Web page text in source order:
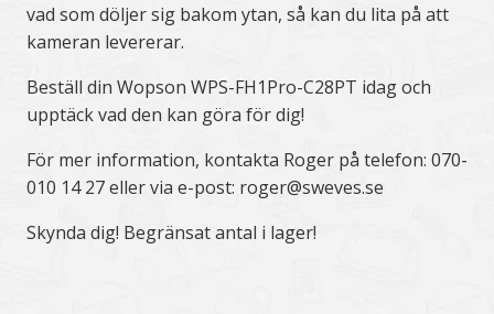
vad som döljer sig bakom ytan, så kan du lita på att
kameran levererar.
Beställ din Wopson WPS-FH1Pro-C28PT idag och
upptäck vad den kan göra för dig!
För mer information, kontakta Roger på telefon: 070-
010 14 27 eller via e-post: roger@sweves.se
Skynda dig! Begränsat antal i lager!